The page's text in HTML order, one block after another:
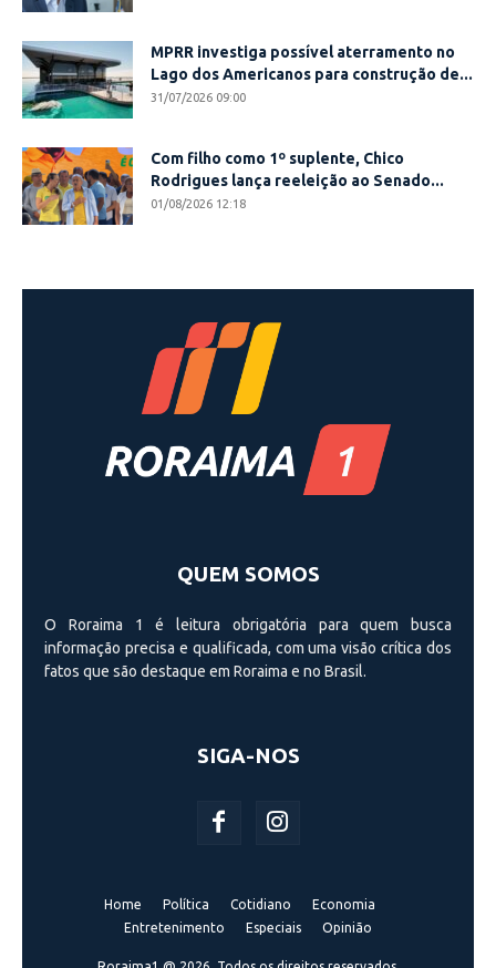
MPRR investiga possível aterramento no
Lago dos Americanos para construção de...
31/07/2026 09:00
Com filho como 1º suplente, Chico
Rodrigues lança reeleição ao Senado...
01/08/2026 12:18
QUEM SOMOS
O Roraima 1 é leitura obrigatória para quem busca
informação precisa e qualificada, com uma visão crí­tica dos
fatos que são destaque em Roraima e no Brasil.
SIGA-NOS
Home Política Cotidiano
Economia
Entretenimento
Especiais Opinião